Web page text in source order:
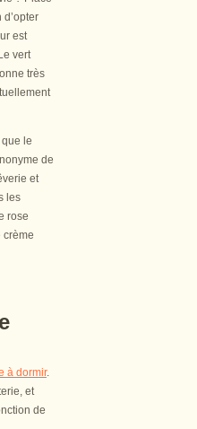
d’opter
est
vert
très
le
de
et
les
rose
crème
à dormir.
et
de